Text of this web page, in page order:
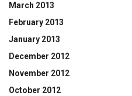
March 2013
February 2013
January 2013
December 2012
November 2012
October 2012